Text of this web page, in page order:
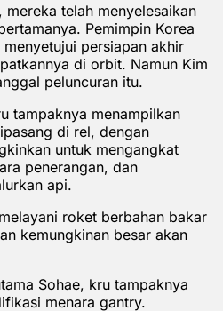
mereka telah menyelesaikan
Pemimpin Korea
persiapan akhir
di orbit. Namun Kim
peluncuran itu.
tampaknya menampilkan
di rel, dengan
untuk mengangkat
penerangan, dan
api.
roket berbahan bakar
kemungkinan besar akan
Sohae, kru tampaknya
menara gantry.